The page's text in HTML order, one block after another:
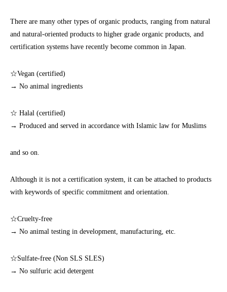
There are many other types of organic products, ranging from natural
and natural-oriented products to higher grade organic products, and
certification systems have recently become common in Japan.
☆Vegan (certified)
→ No animal ingredients
☆ Halal (certified)
→ Produced and served in accordance with Islamic law for Muslims
and so on.
Although it is not a certification system, it can be attached to products
with keywords of specific commitment and orientation.
☆Cruelty-free
→ No animal testing in development, manufacturing, etc.
☆Sulfate-free (Non SLS SLES)
→ No sulfuric acid detergent